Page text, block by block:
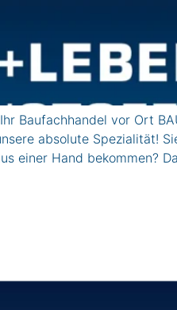
Baufachhandel vor Ort
absolute Spezialität!
einer Hand bekommen?